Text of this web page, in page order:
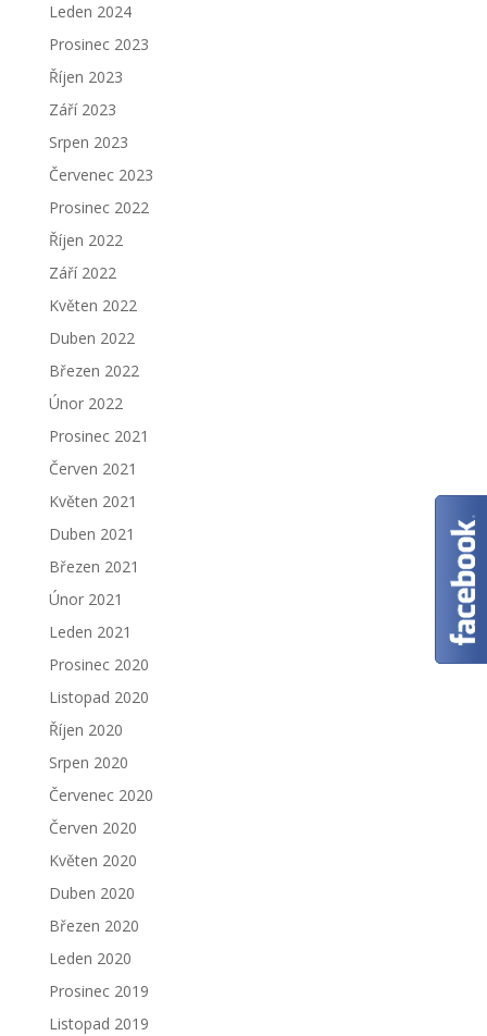
Leden 2024
Prosinec 2023
Říjen 2023
Září 2023
Srpen 2023
Červenec 2023
Prosinec 2022
Říjen 2022
Září 2022
Květen 2022
Duben 2022
Březen 2022
Únor 2022
Prosinec 2021
Červen 2021
Květen 2021
Duben 2021
Březen 2021
Únor 2021
Leden 2021
Prosinec 2020
Listopad 2020
Říjen 2020
Srpen 2020
Červenec 2020
Červen 2020
Květen 2020
Duben 2020
Březen 2020
Leden 2020
Prosinec 2019
Listopad 2019